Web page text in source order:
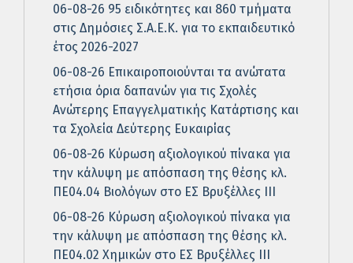
06-08-26 95 ειδικότητες και 860 τμήματα
στις Δημόσιες Σ.Α.Ε.Κ. για το εκπαιδευτικό
έτος 2026-2027
06-08-26 Επικαιροποιούνται τα ανώτατα
ετήσια όρια δαπανών για τις Σχολές
Ανώτερης Επαγγελματικής Κατάρτισης και
τα Σχολεία Δεύτερης Ευκαιρίας
06-08-26 Κύρωση αξιολογικού πίνακα για
την κάλυψη με απόσπαση της θέσης κλ.
ΠΕ04.04 Βιολόγων στο ΕΣ Βρυξέλλες ΙΙΙ
06-08-26 Κύρωση αξιολογικού πίνακα για
την κάλυψη με απόσπαση της θέσης κλ.
ΠΕ04.02 Χημικών στο ΕΣ Βρυξέλλες ΙΙΙ